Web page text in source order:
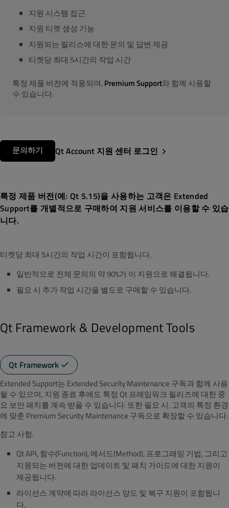
지원 시스템 접근
지원 티켓 생성 기능
지원되는 릴리스에 대한 문의 및 답변 제공
티켓당 최대 5시간의 작업 시간
특정 제품 버전에 적용되며, Premium Support와 함께 사용할
수 있습니다.
문의하기 Qt Account 지원 센터 로그인
특정 제품 버전(예: Qt 5.15)을 사용하는 고객은 Extended
Support를 개별적으로 구매하여 지원 서비스를 이용할 수 있습
니다.
티켓당 최대 5시간의 작업 시간이 포함됩니다.
일반적으로 전체 문의의 약 90%가 이 지원으로 해결됩니다.
필요 시 추가 작업 시간을 별도로 구매할 수 있습니다.
Qt Framework & Development Tools
Qt Framework
Extended Support는 Extended Security Maintenance 구독과 함께 사용
될 수 있으며, 지원 종료 후에도 특정 Qt 프레임워크 릴리즈에 대한 중
요 보안 패치를 계속 받을 수 있습니다. 또한 필요 시, 고객의 특정 환경
에 맞춘 Premium Security Maintenance 구독으로 확장할 수 있습니다.
참고 사항.
Qt API, 함수(Function), 메서드(Method), 프로그래밍 기법, 그리고
지원되는 버전에 대한 업데이트 및 패치 가이드에 대한 지원이
제공됩니다.
라이선스 계약에 따라 라이선스 양도 및 복구 지원이 포함됩니
다.